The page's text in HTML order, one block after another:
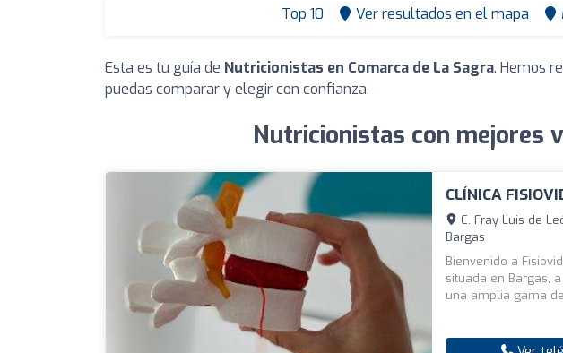
Top 10 Ver resultados en el mapa
Esta es tu guía de Nutricionistas en Comarca de La Sagra. Hemos
puedas comparar y elegir con confianza.
Nutricionistas con mejores
CLÍNICA
C. Fray Luis de
Bargas
Bienvenido a
situada en Bargas,
una amplia gama